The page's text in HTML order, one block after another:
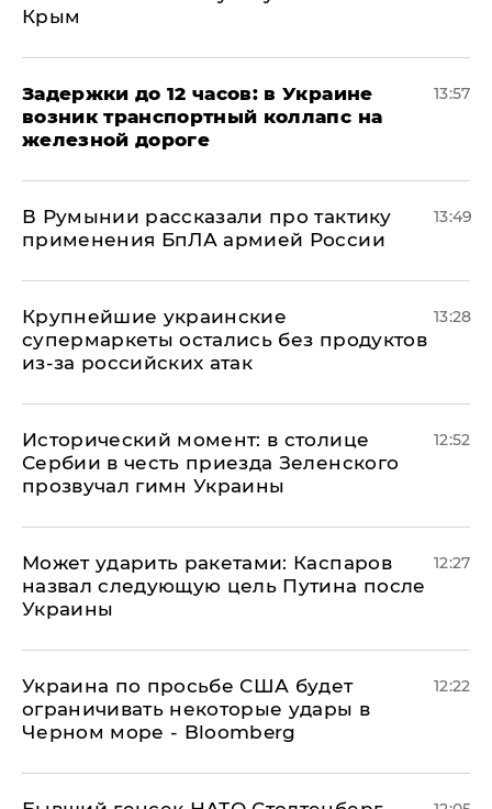
Крым
Задержки до 12 часов: в Украине
возник транспортный коллапс на
железной дороге
13:57
В Румынии рассказали про тактику
применения БпЛА армией России
13:49
Крупнейшие украинские
супермаркеты остались без продуктов
из-за российских атак
13:28
Исторический момент: в столице
Сербии в честь приезда Зеленского
прозвучал гимн Украины
12:52
Может ударить ракетами: Каспаров
назвал следующую цель Путина после
Украины
12:27
Украина по просьбе США будет
ограничивать некоторые удары в
Черном море - Bloomberg
12:22